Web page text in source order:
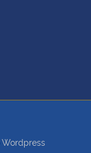
Wordpress